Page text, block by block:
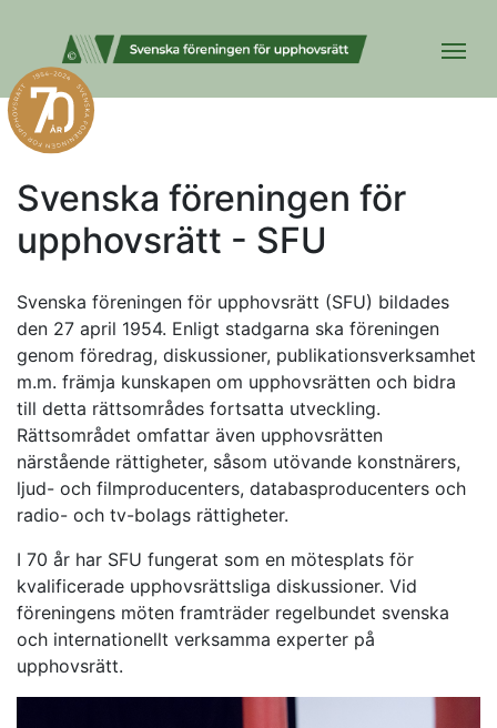
Svenska föreningen för
upphovsrätt - SFU
Svenska föreningen för upphovsrätt (SFU) bildades
den 27 april 1954. Enligt stadgarna ska föreningen
genom föredrag, diskussioner, publikationsverksamhet
m.m. främja kunskapen om upphovsrätten och bidra
till detta rättsområdes fortsatta utveckling.
Rättsområdet omfattar även upphovsrätten
närstående rättigheter, såsom utövande konstnärers,
ljud- och filmproducenters, databasproducenters och
radio- och tv-bolags rättigheter.
I 70 år har SFU fungerat som en mötesplats för
kvalificerade upphovsrättsliga diskussioner. Vid
föreningens möten framträder regelbundet svenska
och internationellt verksamma experter på
upphovsrätt.